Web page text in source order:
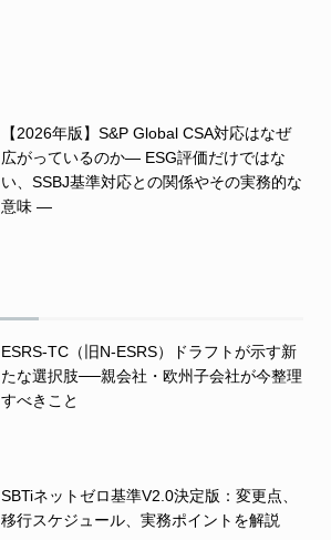
【2026年版】S&P Global CSA対応はなぜ
広がっているのか― ESG評価だけではな
い、SSBJ基準対応との関係やその実務的な
意味 ―
ESRS-TC（旧N-ESRS）ドラフトが示す新
たな選択肢──親会社・欧州子会社が今整理
すべきこと
SBTiネットゼロ基準V2.0決定版：変更点、
移行スケジュール、実務ポイントを解説